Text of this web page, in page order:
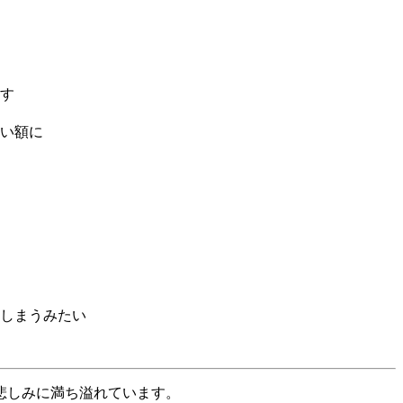
額に
まうみたい
みに満ち溢れています。